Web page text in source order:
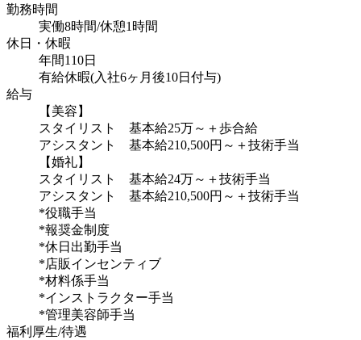
勤務時間
実働8時間/休憩1時間
休日・休暇
年間110日
有給休暇(入社6ヶ月後10日付与)
給与
【美容】
スタイリスト 基本給25万～＋歩合給
アシスタント 基本給210,500円～＋技術手当
【婚礼】
スタイリスト 基本給24万～＋技術手当
アシスタント 基本給210,500円～＋技術手当
*役職手当
*報奨金制度
*休日出勤手当
*店販インセンティブ
*材料係手当
*インストラクター手当
*管理美容師手当
福利厚生/待遇